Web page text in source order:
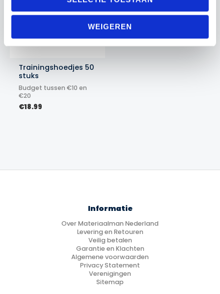
WEIGEREN
Trainingshoedjes 50
stuks
Budget tussen €10 en
€20
€18.99
Informatie
Over Materiaalman Nederland
Levering en Retouren
Veilig betalen
Garantie en Klachten
Algemene voorwaarden
Privacy Statement
Verenigingen
Sitemap